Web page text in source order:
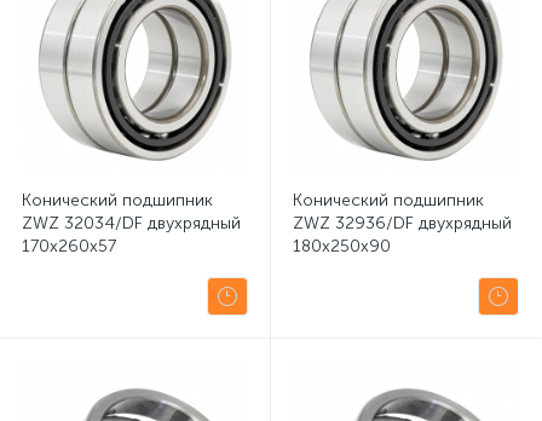
Конический подшипник
ZWZ 32034/DF двухрядный
170x260x57
Конический подшипник
ZWZ 32936/DF двухрядный
180x250x90